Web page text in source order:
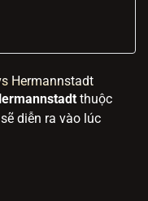
Hermannstadt
thuộc
sẽ diễn ra vào lúc